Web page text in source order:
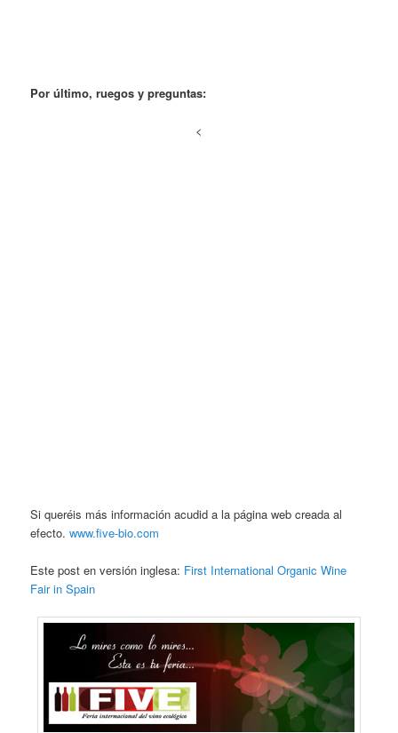
Por último, ruegos y preguntas:
<
Si queréis más información acudid a la página web creada al
efecto.www.five-bio.com
Este post en versión inglesa: First International Organic Wine
Fair in Spain